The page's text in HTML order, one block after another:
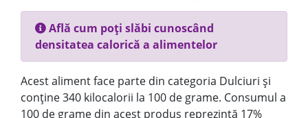
Află cum poți slăbi cunoscând
densitatea calorică a alimentelor
Acest aliment face parte din categoria Dulciuri și
conține 340 kilocalorii la 100 de grame. Consumul a
100 de grame din acest produs reprezintă 17%